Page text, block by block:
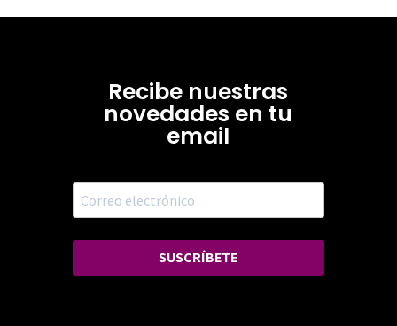
Recibe nuestras
novedades en tu
email
SUSCRÍBETE